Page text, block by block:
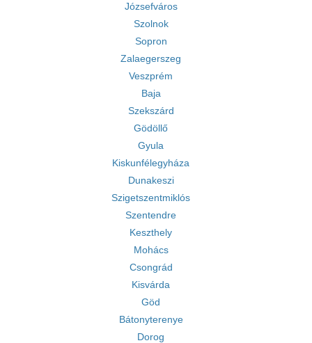
Józsefváros
Szolnok
Sopron
Zalaegerszeg
Veszprém
Baja
Szekszárd
Gödöllő
Gyula
Kiskunfélegyháza
Dunakeszi
Szigetszentmiklós
Szentendre
Keszthely
Mohács
Csongrád
Kisvárda
Göd
Bátonyterenye
Dorog